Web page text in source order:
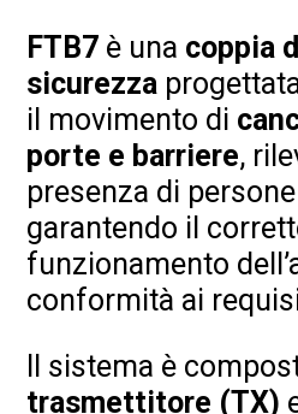
FTB7 è una coppia
sicurezza
il movimento di
porte e barriere,
presenza di
garantendo il
funzionamento
conformità ai
Il sistema è
trasmettitore (TX)